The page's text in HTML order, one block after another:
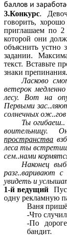
баллов и
3.Конкурс.
говорить,
приглашаем по 2
которой они
объяснить устно
задании.
текст. Вставьте
знаки препинания.
Ласково
ветерок
лесу. Вот на
Первыми
солнечных ож..гов
Ты
воительницу.
пространства
леса ты
сем..нами
Наконец
разг..варивают
увидеть и
1-й ведущий
одну рекламную
Ваня
-Что
-По
бандит.